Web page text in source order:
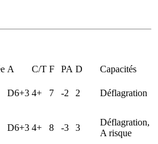
A C/T F PA D
Capacités
D6+3 4+ 7 -2 2 Déflagration
D6+3 4+ 8 -3 3
Déflagration,
A risque